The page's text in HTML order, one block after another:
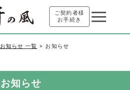
ご契約者様
お手続き
お知らせ 一覧 お知らせ
お知らせ